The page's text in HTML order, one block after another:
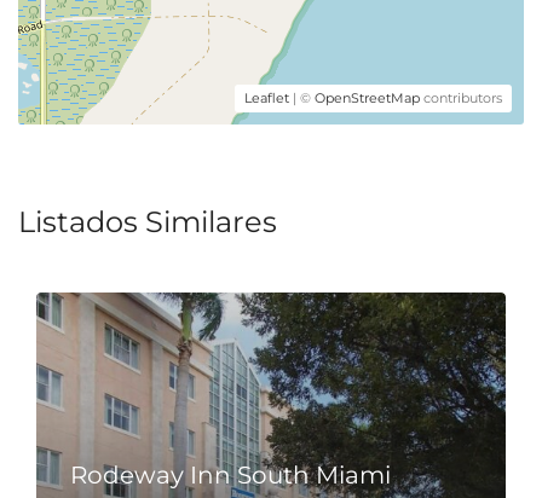
Leaflet | © OpenStreetMap contributors
Listados Similares
Rodeway Inn South Miami